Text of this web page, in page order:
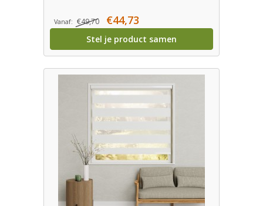
Vanaf: €49,70 €44,73
Stel je product samen